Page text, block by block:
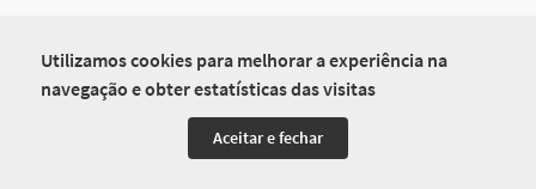
Utilizamos cookies para melhorar a experiência na
navegação e obter estatísticas das visitas
Aceitar e fechar